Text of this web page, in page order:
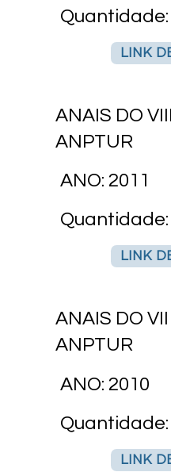
LINK
ANAIS DO
ANPTUR
ANO: 2011
LINK
ANAIS DO
ANPTUR
ANO: 2010
LINK